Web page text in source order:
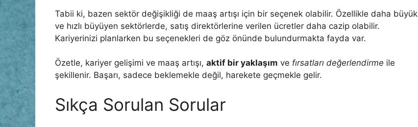
Tabii ki, bazen sektör değişikliği de maaş artışı için bir seçenek olabilir. Özellikle daha büyük
ve hızlı büyüyen sektörlerde, satış direktörlerine verilen ücretler daha cazip olabilir.
Kariyerinizi planlarken bu seçenekleri de göz önünde bulundurmakta fayda var.
Özetle, kariyer gelişimi ve maaş artışı, aktif bir yaklaşım ve fırsatları değerlendirme ile
şekillenir. Başarı, sadece beklemekle değil, harekete geçmekle gelir.
Sıkça Sorulan Sorular